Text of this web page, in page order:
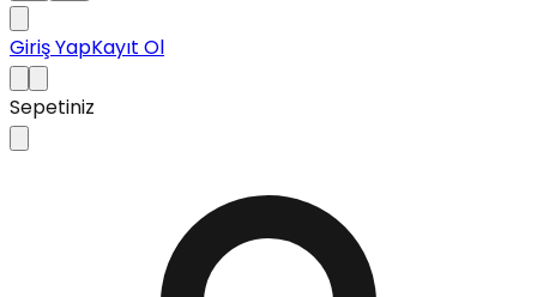
Giriş YapKayıt Ol
Sepetiniz